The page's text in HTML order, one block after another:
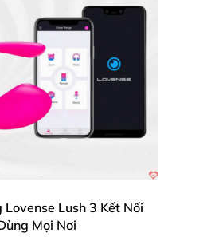
Lovense Lush 3 Kết Nối
Mọi Nơi